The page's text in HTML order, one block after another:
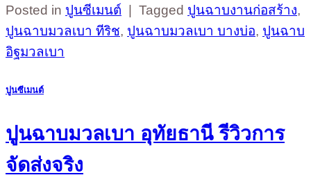
Posted in ปูนซีเมนต์ Tagged ปูนฉาบงานก่อสร้าง,
ปูนฉาบมวลเบา ทีริช, ปูนฉาบมวลเบา บางบ่อ, ปูนฉาบ
อิฐมวลเบา
ปูนซีเมนต์
ปูนฉาบมวลเบา อุทัยธานี รีวิวการ
จัดส่งจริง